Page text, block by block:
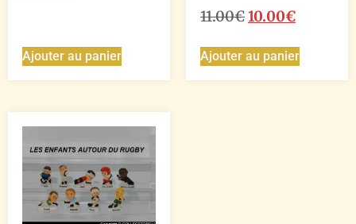
Ajouter au panier
11.00€10.00€
Ajouter au panier